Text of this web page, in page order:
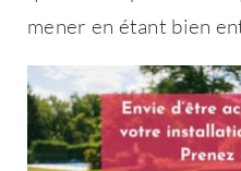
mener en étant bien